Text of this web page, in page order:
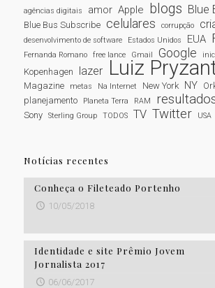
agências digitais amor Apple blogs Blue
Blue Bus Subscribe celulares corrupção
desenvolvimento de software Estados Unidos EUA
Fernanda Romano free lance Gmail Google
Kopenhagen lazer Luiz
Magazine metas Na Internet New York NY
planejamento Planeta Terra RAM
Sony Sterling Group TODOS TV Twitter USA
Notícias recentes
Conheça o Fileteado Portenho
10/05/2018
Identidade e site Prêmio Jovem
Jornalista 2017
06/06/2017